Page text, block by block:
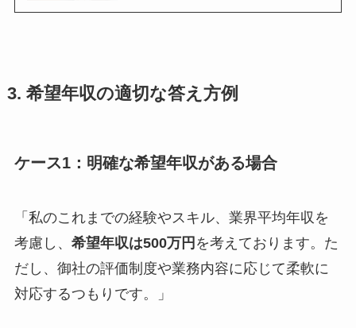
3. 希望年収の適切な答え方例
ケース1：明確な希望年収がある場合
「私のこれまでの経験やスキル、業界平均年収を
考慮し、 希望年収は500万円 を考えております。た
だし、御社の評価制度や業務内容に応じて柔軟に
対応するつもりです。」